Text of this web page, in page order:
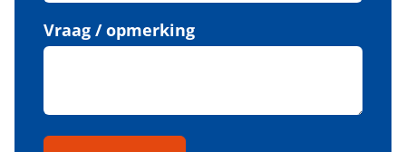
Vraag / opmerking